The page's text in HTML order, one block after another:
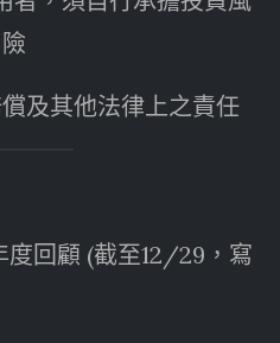
險
及其他法律上之責任
度回顧 (截至12/29，寫